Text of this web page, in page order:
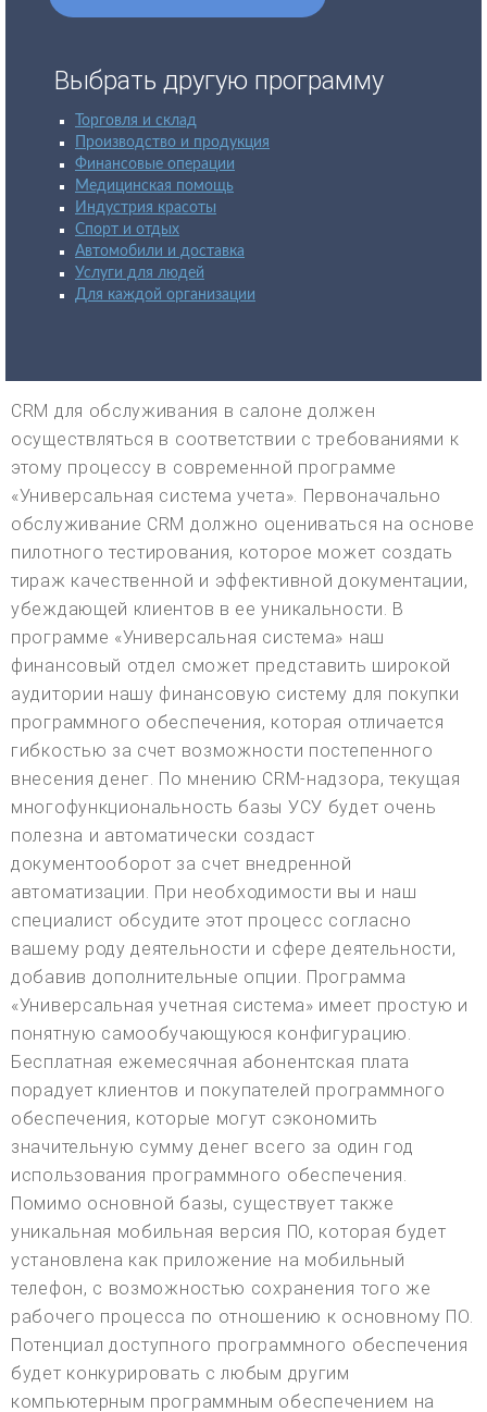
Выбрать другую программу
Торговля и склад
Производство и продукция
Финансовые операции
Медицинская помощь
Индустрия красоты
Спорт и отдых
Автомобили и доставка
Услуги для людей
Для каждой организации
CRM для обслуживания в салоне должен
осуществляться в соответствии с требованиями к
этому процессу в современной программе
«Универсальная система учета». Первоначально
обслуживание CRM должно оцениваться на основе
пилотного тестирования, которое может создать
тираж качественной и эффективной документации,
убеждающей клиентов в ее уникальности. В
программе «Универсальная система» наш
финансовый отдел сможет представить широкой
аудитории нашу финансовую систему для покупки
программного обеспечения, которая отличается
гибкостью за счет возможности постепенного
внесения денег. По мнению CRM-надзора, текущая
многофункциональность базы УСУ будет очень
полезна и автоматически создаст
документооборот за счет внедренной
автоматизации. При необходимости вы и наш
специалист обсудите этот процесс согласно
вашему роду деятельности и сфере деятельности,
добавив дополнительные опции. Программа
«Универсальная учетная система» имеет простую и
понятную самообучающуюся конфигурацию.
Бесплатная ежемесячная абонентская плата
порадует клиентов и покупателей программного
обеспечения, которые могут сэкономить
значительную сумму денег всего за один год
использования программного обеспечения.
Помимо основной базы, существует также
уникальная мобильная версия ПО, которая будет
установлена как приложение на мобильный
телефон, с возможностью сохранения того же
рабочего процесса по отношению к основному ПО.
Потенциал доступного программного обеспечения
будет конкурировать с любым другим
компьютерным программным обеспечением на